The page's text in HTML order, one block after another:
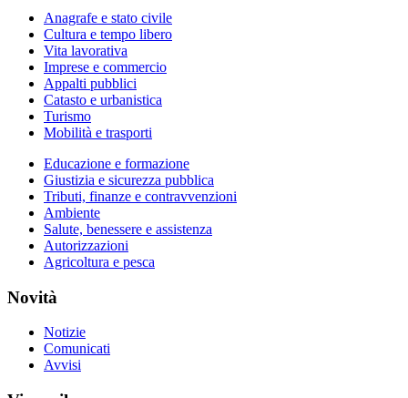
Anagrafe e stato civile
Cultura e tempo libero
Vita lavorativa
Imprese e commercio
Appalti pubblici
Catasto e urbanistica
Turismo
Mobilità e trasporti
Educazione e formazione
Giustizia e sicurezza pubblica
Tributi, finanze e contravvenzioni
Ambiente
Salute, benessere e assistenza
Autorizzazioni
Agricoltura e pesca
Novità
Notizie
Comunicati
Avvisi